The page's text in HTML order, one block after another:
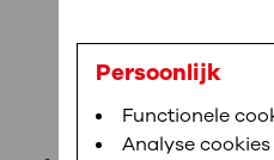
Uw verblijf in OLVG
Werken bij OLVG
sneller helpen.
Direct naar MijnOLVG
dr.
Persoonlijk
Functionele
Analyse